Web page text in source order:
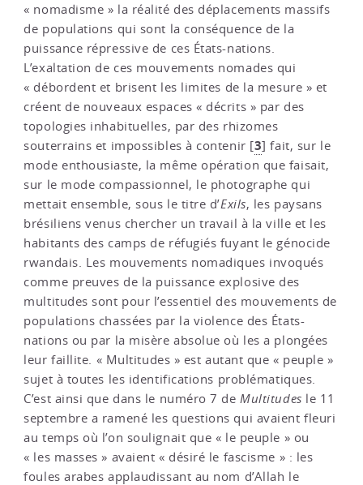
« nomadisme » la réalité des déplacements massifs
de populations qui sont la conséquence de la
puissance répressive de ces États-nations.
L’exaltation de ces mouvements nomades qui
« débordent et brisent les limites de la mesure » et
créent de nouveaux espaces « décrits » par des
topologies inhabituelles, par des rhizomes
souterrains et impossibles à contenir [3] fait, sur le
mode enthousiaste, la même opération que faisait,
sur le mode compassionnel, le photographe qui
mettait ensemble, sous le titre d’Exils, les paysans
brésiliens venus chercher un travail à la ville et les
habitants des camps de réfugiés fuyant le génocide
rwandais. Les mouvements nomadiques invoqués
comme preuves de la puissance explosive des
multitudes sont pour l’essentiel des mouvements de
populations chassées par la violence des États-
nations ou par la misère absolue où les a plongées
leur faillite. « Multitudes » est autant que « peuple »
sujet à toutes les identifications problématiques.
C’est ainsi que dans le numéro 7 de Multitudes le 11
septembre a ramené les questions qui avaient fleuri
au temps où l’on soulignait que « le peuple » ou
« les masses » avaient « désiré le fascisme » : les
foules arabes applaudissant au nom d’Allah le